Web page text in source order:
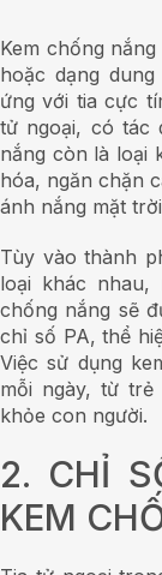
Kem chống
hoặc dạng
ứng với tia cực
tử ngoại, có tác
nắng còn là loại
hóa, ngăn chặn
ánh nắng mặt
Tùy vào thành
loại khác nhau,
chống nắng sẽ
chỉ số PA, thể
Việc sử dụng
mỗi ngày, từ
khỏe con người.
2. CHỈ
KEM